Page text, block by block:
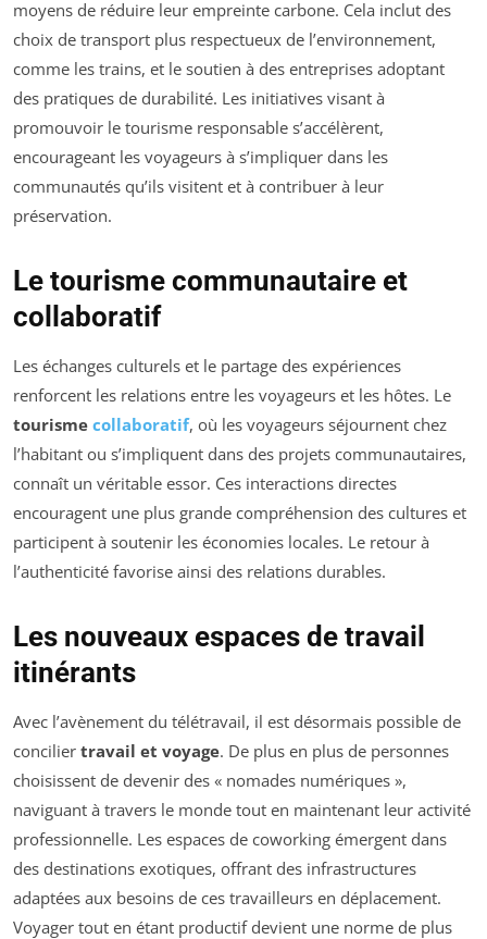
moyens de réduire leur empreinte carbone. Cela inclut des
choix de transport plus respectueux de l’environnement,
comme les trains, et le soutien à des entreprises adoptant
des pratiques de durabilité. Les initiatives visant à
promouvoir le tourisme responsable s’accélèrent,
encourageant les voyageurs à s’impliquer dans les
communautés qu’ils visitent et à contribuer à leur
préservation.
Le tourisme communautaire et
collaboratif
Les échanges culturels et le partage des expériences
renforcent les relations entre les voyageurs et les hôtes. Le
tourisme collaboratif, où les voyageurs séjournent chez
l’habitant ou s’impliquent dans des projets communautaires,
connaît un véritable essor. Ces interactions directes
encouragent une plus grande compréhension des cultures et
participent à soutenir les économies locales. Le retour à
l’authenticité favorise ainsi des relations durables.
Les nouveaux espaces de travail
itinérants
Avec l’avènement du télétravail, il est désormais possible de
concilier travail et voyage. De plus en plus de personnes
choisissent de devenir des « nomades numériques »,
naviguant à travers le monde tout en maintenant leur activité
professionnelle. Les espaces de coworking émergent dans
des destinations exotiques, offrant des infrastructures
adaptées aux besoins de ces travailleurs en déplacement.
Voyager tout en étant productif devient une norme de plus